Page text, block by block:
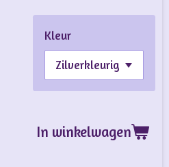
Kleur
In winkelwagen